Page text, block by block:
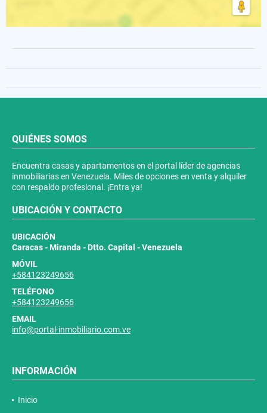
QUIÉNES SOMOS
Encuentra casas y apartamentos en el portal líder de agencias
inmobiliarias en Venezuela. Miles de opciones en venta y alquiler
con respaldo profesional. ¡Entra ya!
UBICACIÓN Y CONTACTO
UBICACIÓN
Caracas - Miranda - Dtto. Capital - Venezuela
MÓVIL
+584123249656
TELÉFONO
+584123249656
EMAIL
info@portal-inmobiliario.com.ve
INFORMACIÓN
Inicio